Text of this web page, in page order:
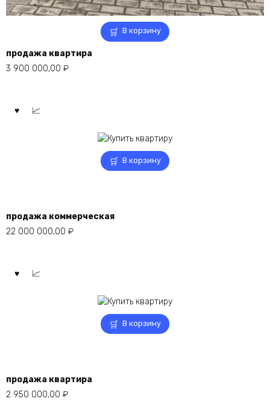
В корзину
продажа квартира
3 900 000,00 ₽
В корзину
продажа коммерческая
22 000 000,00 ₽
В корзину
продажа квартира
2 950 000,00 ₽